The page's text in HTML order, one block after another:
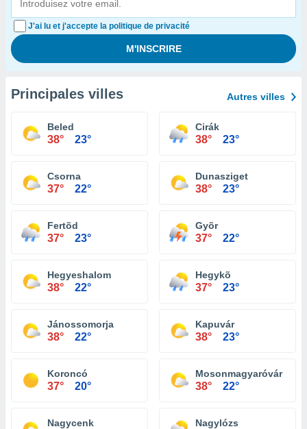
J'ai lu et j'accepte la politique de privacité
Principales villes Autres villes
Beled
38° 23°
Cirák
38° 23°
Csorna
37° 22°
Dunasziget
38° 23°
Fertõd
37° 23°
Gyõr
37° 22°
Hegyeshalom
38° 22°
Hegykõ
37° 23°
Jánossomorja
38° 22°
Kapuvár
38° 23°
Koroncó
37° 20°
Mosonmagyaróvár
38° 22°
Nagycenk Nagylózs